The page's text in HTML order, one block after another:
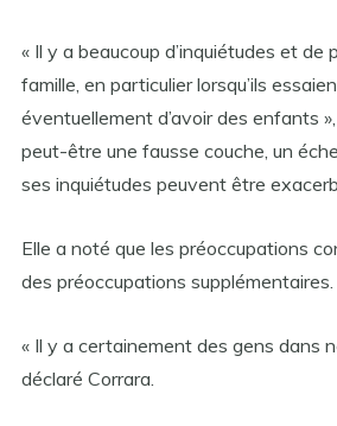
« Il y a beaucoup d’inquiétudes et
famille, en particulier lorsqu’ils
éventuellement d’avoir des enfants
peut-être une fausse couche, un
ses inquiétudes peuvent être
Elle a noté que les préoccupations
des préoccupations supplémentaires.
« Il y a certainement des gens dans
déclaré Corrara.